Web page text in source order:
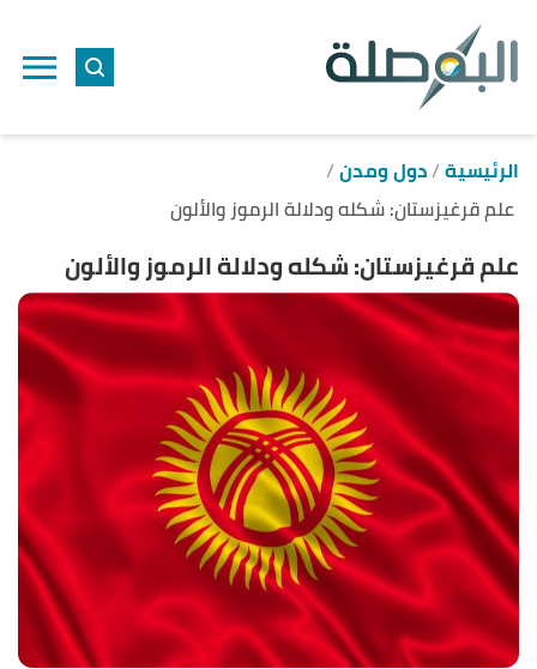
الرئيسية دول ومدن
علم قرغيزستان: شكله ودلالة الرموز والألون
علم قرغيزستان: شكله ودلالة الرموز والألون